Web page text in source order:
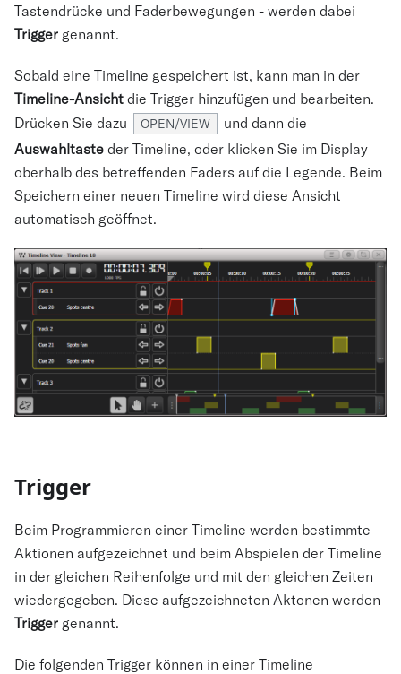
Tastendrücke und Faderbewegungen - werden dabei
Trigger genannt.
Sobald eine Timeline gespeichert ist, kann man in der
Timeline-Ansicht die Trigger hinzufügen und bearbeiten.
Drücken Sie dazu
OPEN/VIEW
und dann die
Auswahltaste der Timeline, oder klicken Sie im Display
oberhalb des betreffenden Faders auf die Legende. Beim
Speichern einer neuen Timeline wird diese Ansicht
automatisch geöffnet.
Trigger
Beim Programmieren einer Timeline werden bestimmte
Aktionen aufgezeichnet und beim Abspielen der Timeline
in der gleichen Reihenfolge und mit den gleichen Zeiten
wiedergegeben. Diese aufgezeichneten Aktonen werden
Trigger genannt.
Die folgenden Trigger können in einer Timeline